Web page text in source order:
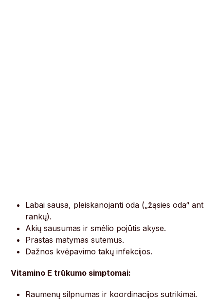
Labai sausa, pleiskanojanti oda („žąsies oda“ ant
rankų).
Akių sausumas ir smėlio pojūtis akyse.
Prastas matymas sutemus.
Dažnos kvėpavimo takų infekcijos.
Vitamino E trūkumo simptomai:
Raumenų silpnumas ir koordinacijos sutrikimai.